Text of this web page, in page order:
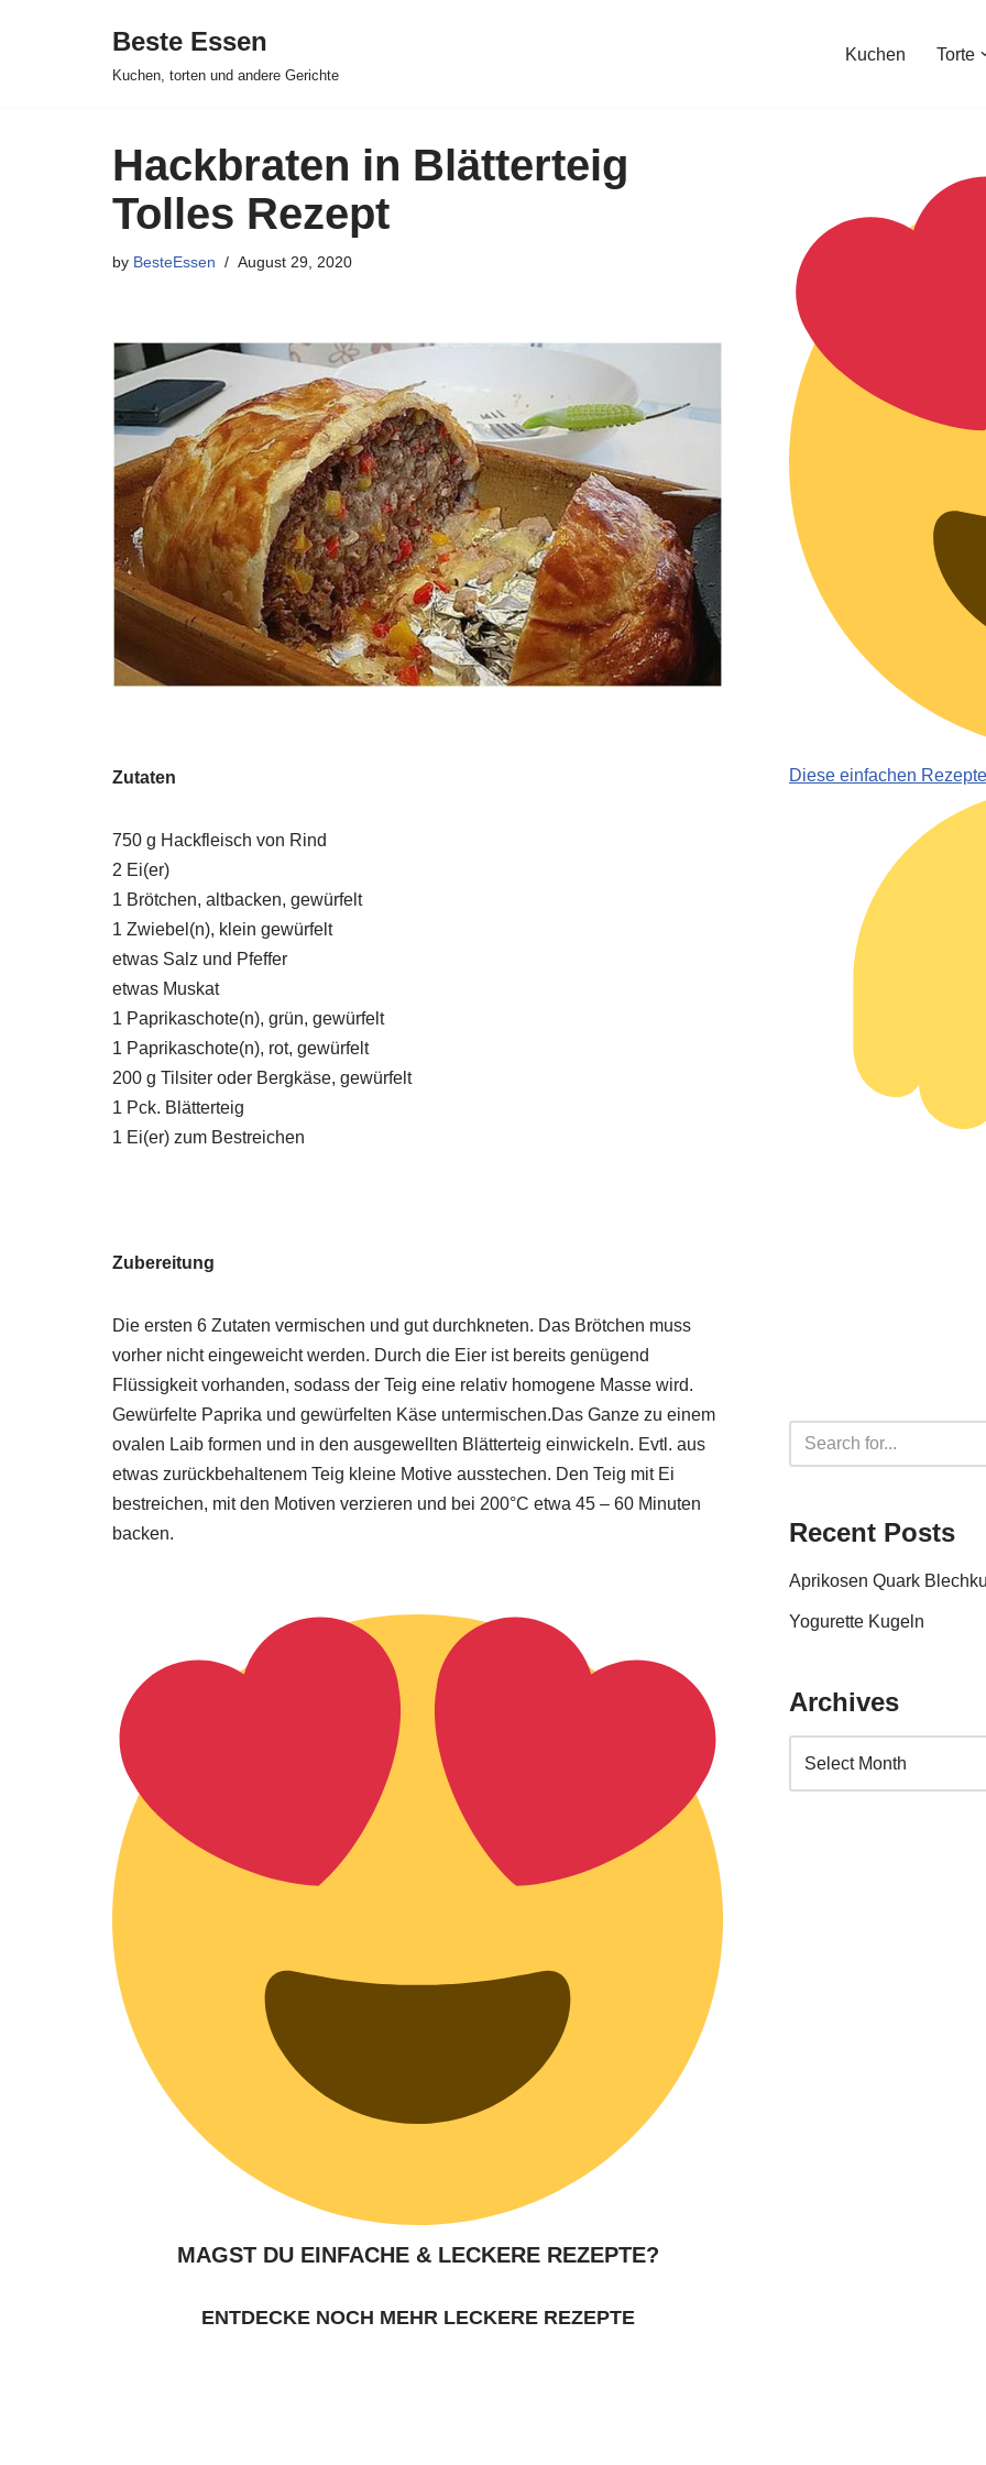
Beste Essen
Kuchen, torten und andere Gerichte
Kuchen Torte
Hackbraten in Blätterteig
Tolles Rezept
by BesteEssen August 29, 2020
Zutaten
750 g Hackfleisch von Rind
2 Ei(er)
1 Brötchen, altbacken, gewürfelt
1 Zwiebel(n), klein gewürfelt
etwas Salz und Pfeffer
etwas Muskat
1 Paprikaschote(n), grün, gewürfelt
1 Paprikaschote(n), rot, gewürfelt
200 g Tilsiter oder Bergkäse, gewürfelt
1 Pck. Blätterteig
1 Ei(er) zum Bestreichen
Zubereitung
Die ersten 6 Zutaten vermischen und gut durchkneten. Das Brötchen muss
vorher nicht eingeweicht werden. Durch die Eier ist bereits genügend
Flüssigkeit vorhanden, sodass der Teig eine relativ homogene Masse wird.
Gewürfelte Paprika und gewürfelten Käse untermischen.Das Ganze zu einem
ovalen Laib formen und in den ausgewellten Blätterteig einwickeln. Evtl. aus
etwas zurückbehaltenem Teig kleine Motive ausstechen. Den Teig mit Ei
bestreichen, mit den Motiven verzieren und bei 200°C etwa 45 – 60 Minuten
backen.
MAGST DU EINFACHE & LECKERE REZEPTE?
ENTDECKE NOCH MEHR LECKERE REZEPTE
Diese einfachen
Recent Posts
Aprikosen Quark
Yogurette Kugeln
Archives